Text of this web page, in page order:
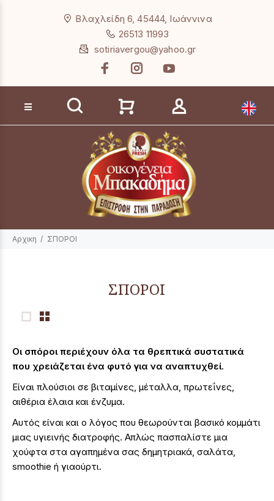
Βλαχλείδη 6, 45444, Ιωάννινα
26513 11993
sotiriavergou@yahoo.gr
Αναζήτηση προϊόντων
Αρχικη ΣΠΟΡΟΙ
ΣΠΟΡΟΙ
Οι σπόροι περιέχουν όλα τα θρεπτικά συστατικά
που χρειάζεται ένα φυτό για να αναπτυχθεί.
Είναι πλούσιοι σε βιταμίνες, μέταλλα, πρωτεΐνες,
αιθέρια έλαια και ένζυμα.
Αυτός είναι και ο λόγος που θεωρούνται βασικό κομμάτι
μιας υγιεινής διατροφής. Απλώς πασπαλίστε μια
χούφτα στα αγαπημένα σας δημητριακά, σαλάτα,
smoothie ή γιαούρτι.